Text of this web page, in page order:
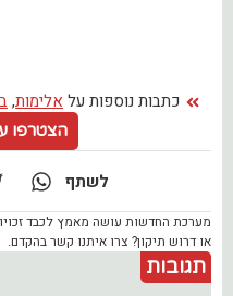
כתבות נוספות על אלימות,
הצטרפו
לשתף
מערכת החדשות עושה מאמץ לכבד
או דרוש תיקון? צרו איתנו קשר בהקדם.
תגובות